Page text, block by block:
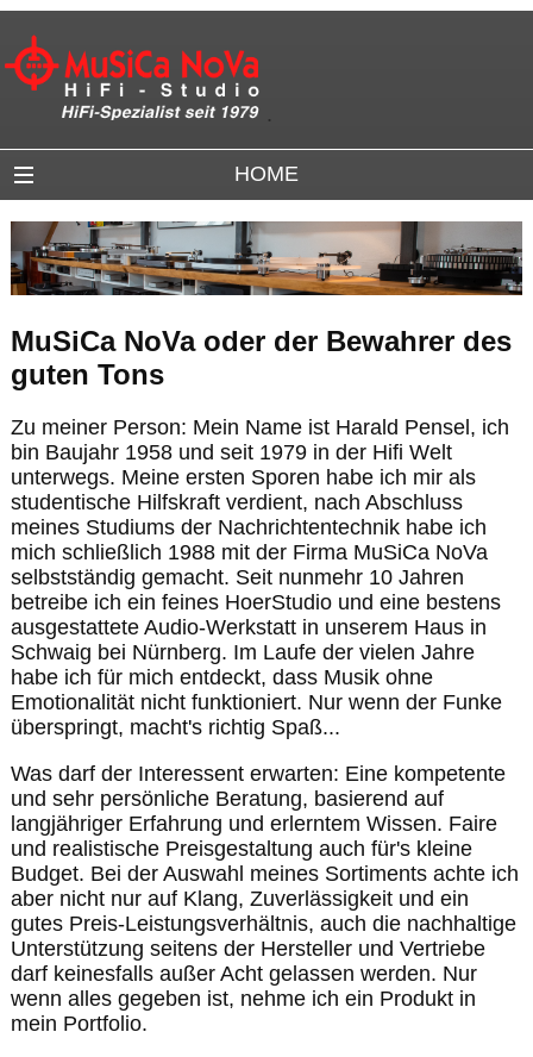
.
HOME
MuSiCa NoVa oder der Bewahrer des
guten Tons
Zu meiner Person: Mein Name ist Harald Pensel, ich
bin Baujahr 1958 und seit 1979 in der Hifi Welt
unterwegs. Meine ersten Sporen habe ich mir als
studentische Hilfskraft verdient, nach Abschluss
meines Studiums der Nachrichtentechnik habe ich
mich schließlich 1988 mit der Firma MuSiCa NoVa
selbstständig gemacht. Seit nunmehr 10 Jahren
betreibe ich ein feines HoerStudio und eine bestens
ausgestattete Audio-Werkstatt in unserem Haus in
Schwaig bei Nürnberg. Im Laufe der vielen Jahre
habe ich für mich entdeckt, dass Musik ohne
Emotionalität nicht funktioniert. Nur wenn der Funke
überspringt, macht's richtig Spaß...
Was darf der Interessent erwarten: Eine kompetente
und sehr persönliche Beratung, basierend auf
langjähriger Erfahrung und erlerntem Wissen. Faire
und realistische Preisgestaltung auch für's kleine
Budget. Bei der Auswahl meines Sortiments achte ich
aber nicht nur auf Klang, Zuverlässigkeit und ein
gutes Preis-Leistungsverhältnis, auch die nachhaltige
Unterstützung seitens der Hersteller und Vertriebe
darf keinesfalls außer Acht gelassen werden. Nur
wenn alles gegeben ist, nehme ich ein Produkt in
mein Portfolio.